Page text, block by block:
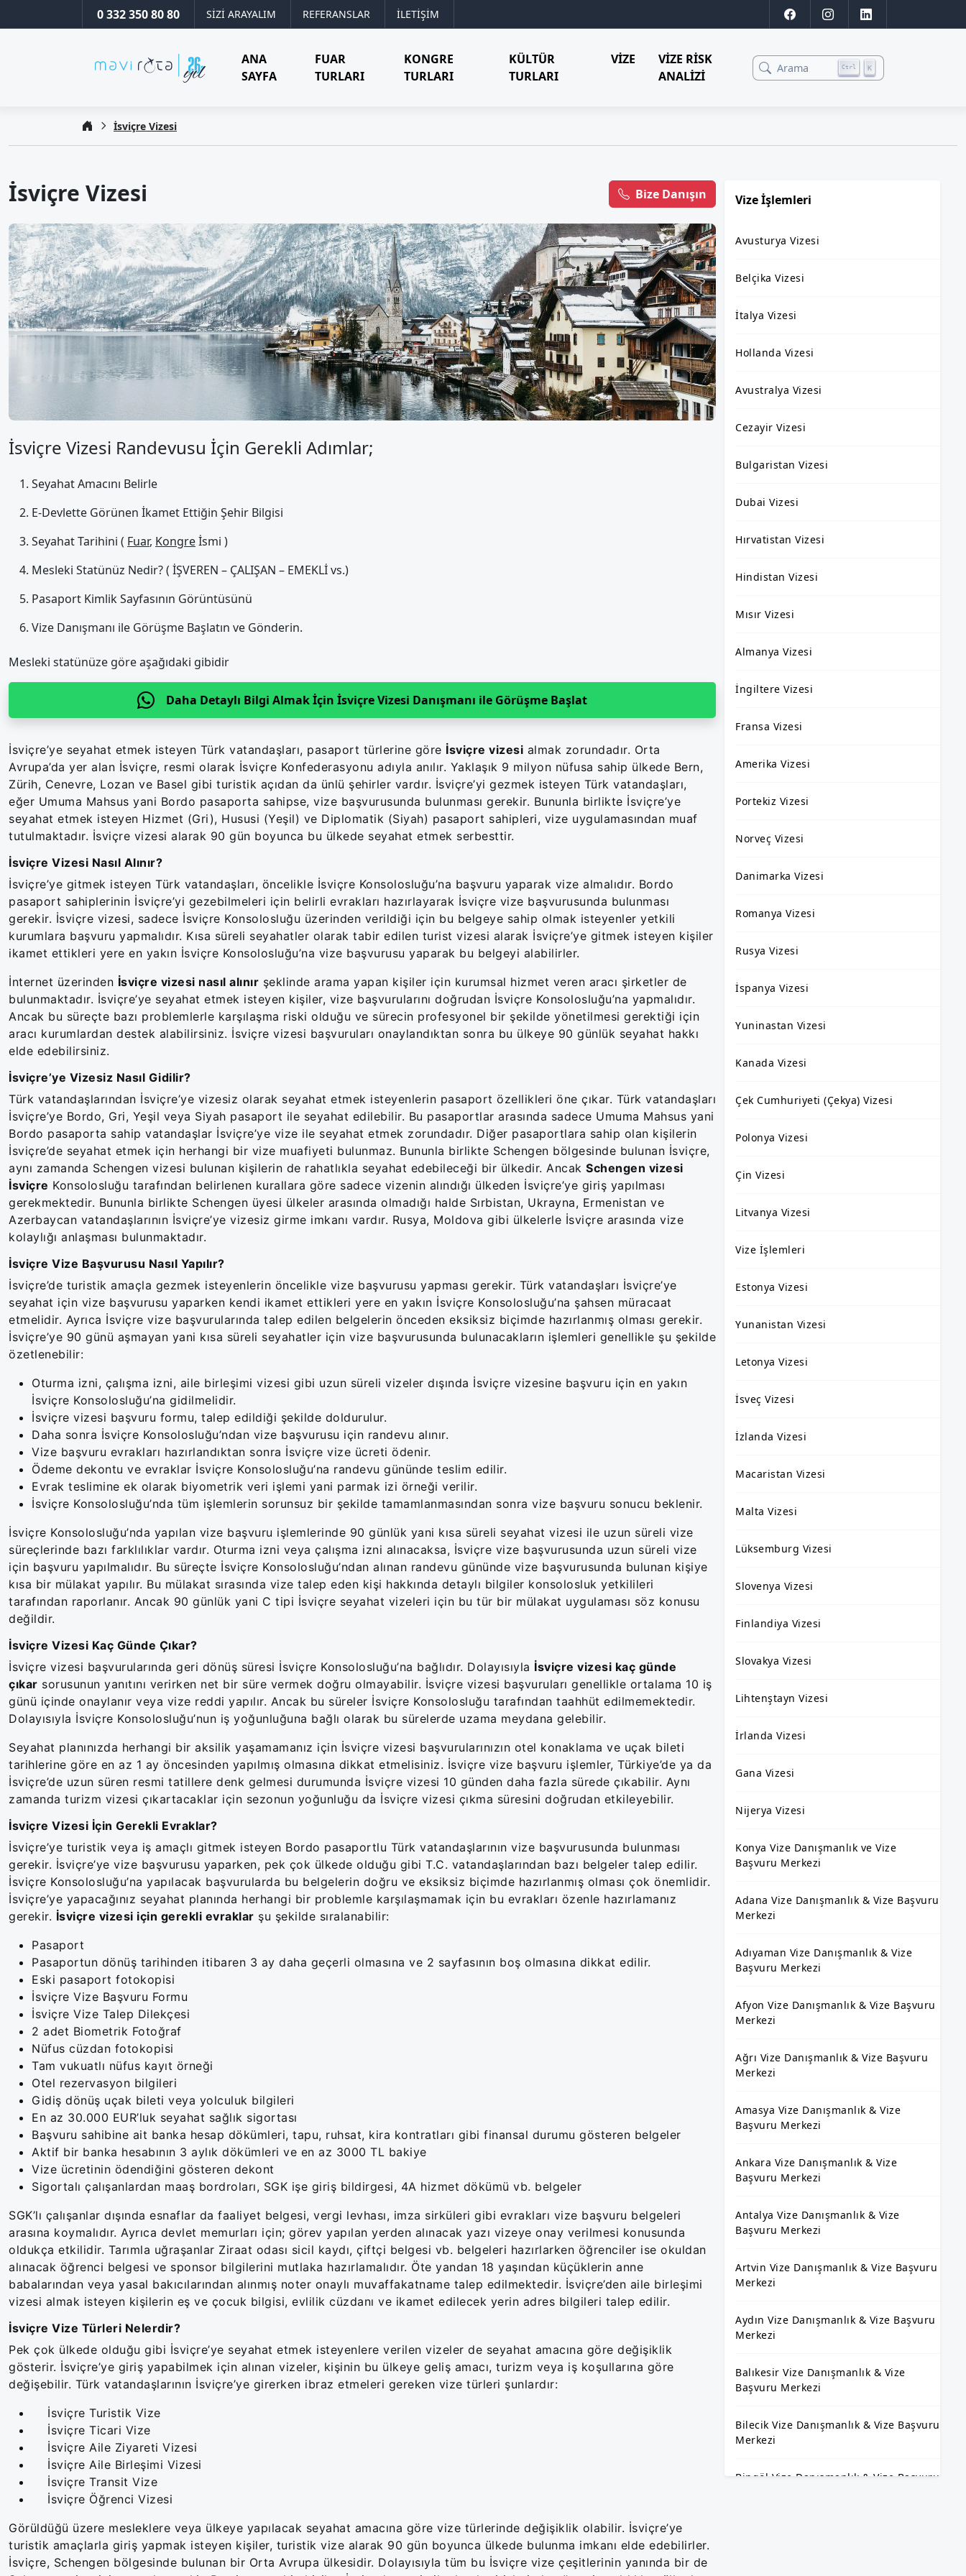
0 332 350 80 80 SİZİ ARAYALIM REFERANSLAR İLETİŞİM
ANA
SAYFA
FUAR
TURLARI
KONGRE
TURLARI
KÜLTÜR
TURLARI
VIZE
VIZE RISK
ANALIZI
Arama Ctrl K
İsviçre Vizesi
İsviçre Vizesi Bize Danışın
İsviçre Vizesi Randevusu İçin Gerekli Adımlar;
Seyahat Amacını Belirle
E-Devlette Görünen İkamet Ettiğin Şehir Bilgisi
Seyahat Tarihini ( Fuar, Kongreİsmi )
Mesleki Statünüz Nedir? ( İŞVEREN – ÇALIŞAN – EMEKLİ vs.)
Pasaport Kimlik Sayfasının Görüntüsünü
Vize Danışmanı ile Görüşme Başlatın ve Gönderin.
Mesleki statünüze göre aşağıdaki gibidir
Daha Detaylı Bilgi Almak İçin İsviçre Vizesi Danışmanı ile Görüşme Başlat
İsviçre’ye seyahat etmek isteyen Türk vatandaşları, pasaport türlerine göre İsviçre vizesi almak zorundadır. Orta
Avrupa’da yer alan İsviçre, resmi olarak İsviçre Konfederasyonu adıyla anılır. Yaklaşık 9 milyon nüfusa sahip ülkede Bern,
Zürih, Cenevre, Lozan ve Basel gibi turistik açıdan da ünlü şehirler vardır. İsviçre’yi gezmek isteyen Türk vatandaşları,
eğer Umuma Mahsus yani Bordo pasaporta sahipse, vize başvurusunda bulunması gerekir. Bununla birlikte İsviçre’ye
seyahat etmek isteyen Hizmet (Gri), Hususi (Yeşil) ve Diplomatik (Siyah) pasaport sahipleri, vize uygulamasından muaf
tutulmaktadır. İsviçre vizesi alarak 90 gün boyunca bu ülkede seyahat etmek serbesttir.
İsviçre Vizesi Nasıl Alınır?
İsviçre’ye gitmek isteyen Türk vatandaşları, öncelikle İsviçre Konsolosluğu’na başvuru yaparak vize almalıdır. Bordo
pasaport sahiplerinin İsviçre’yi gezebilmeleri için belirli evrakları hazırlayarak İsviçre vize başvurusunda bulunması
gerekir. İsviçre vizesi, sadece İsviçre Konsolosluğu üzerinden verildiği için bu belgeye sahip olmak isteyenler yetkili
kurumlara başvuru yapmalıdır. Kısa süreli seyahatler olarak tabir edilen turist vizesi alarak İsviçre’ye gitmek isteyen kişiler
ikamet ettikleri yere en yakın İsviçre Konsolosluğu’na vize başvurusu yaparak bu belgeyi alabilirler.
İnternet üzerinden İsviçre vizesi nasıl alınır şeklinde arama yapan kişiler için kurumsal hizmet veren aracı şirketler de
bulunmaktadır. İsviçre’ye seyahat etmek isteyen kişiler, vize başvurularını doğrudan İsviçre Konsolosluğu’na yapmalıdır.
Ancak bu süreçte bazı problemlerle karşılaşma riski olduğu ve sürecin profesyonel bir şekilde yönetilmesi gerektiği için
aracı kurumlardan destek alabilirsiniz. İsviçre vizesi başvuruları onaylandıktan sonra bu ülkeye 90 günlük seyahat hakkı
elde edebilirsiniz.
İsviçre’ye Vizesiz Nasıl Gidilir?
Türk vatandaşlarından İsviçre’ye vizesiz olarak seyahat etmek isteyenlerin pasaport özellikleri öne çıkar. Türk vatandaşları
İsviçre’ye Bordo, Gri, Yeşil veya Siyah pasaport ile seyahat edilebilir. Bu pasaportlar arasında sadece Umuma Mahsus yani
Bordo pasaporta sahip vatandaşlar İsviçre’ye vize ile seyahat etmek zorundadır. Diğer pasaportlara sahip olan kişilerin
İsviçre’de seyahat etmek için herhangi bir vize muafiyeti bulunmaz. Bununla birlikte Schengen bölgesinde bulunan İsviçre,
aynı zamanda Schengen vizesi bulunan kişilerin de rahatlıkla seyahat edebileceği bir ülkedir. Ancak Schengen vizesi
İsviçre Konsolosluğu tarafından belirlenen kurallara göre sadece vizenin alındığı ülkeden İsviçre’ye giriş yapılması
gerekmektedir. Bununla birlikte Schengen üyesi ülkeler arasında olmadığı halde Sırbistan, Ukrayna, Ermenistan ve
Azerbaycan vatandaşlarının İsviçre’ye vizesiz girme imkanı vardır. Rusya, Moldova gibi ülkelerle İsviçre arasında vize
kolaylığı anlaşması bulunmaktadır.
İsviçre Vize Başvurusu Nasıl Yapılır?
İsviçre’de turistik amaçla gezmek isteyenlerin öncelikle vize başvurusu yapması gerekir. Türk vatandaşları İsviçre’ye
seyahat için vize başvurusu yaparken kendi ikamet ettikleri yere en yakın İsviçre Konsolosluğu’na şahsen müracaat
etmelidir. Ayrıca İsviçre vize başvurularında talep edilen belgelerin önceden eksiksiz biçimde hazırlanmış olması gerekir.
İsviçre’ye 90 günü aşmayan yani kısa süreli seyahatler için vize başvurusunda bulunacakların işlemleri genellikle şu şekilde
özetlenebilir:
Oturma izni, çalışma izni, aile birleşimi vizesi gibi uzun süreli vizeler dışında İsviçre vizesine başvuru için en yakın
İsviçre Konsolosluğu’na gidilmelidir.
İsviçre vizesi başvuru formu, talep edildiği şekilde doldurulur.
Daha sonra İsviçre Konsolosluğu’ndan vize başvurusu için randevu alınır.
Vize başvuru evrakları hazırlandıktan sonra İsviçre vize ücreti ödenir.
Ödeme dekontu ve evraklar İsviçre Konsolosluğu’na randevu gününde teslim edilir.
Evrak teslimine ek olarak biyometrik veri işlemi yani parmak izi örneği verilir.
İsviçre Konsolosluğu’nda tüm işlemlerin sorunsuz bir şekilde tamamlanmasından sonra vize başvuru sonucu beklenir.
İsviçre Konsolosluğu’nda yapılan vize başvuru işlemlerinde 90 günlük yani kısa süreli seyahat vizesi ile uzun süreli vize
süreçlerinde bazı farklılıklar vardır. Oturma izni veya çalışma izni alınacaksa, İsviçre vize başvurusunda uzun süreli vize
için başvuru yapılmalıdır. Bu süreçte İsviçre Konsolosluğu’ndan alınan randevu gününde vize başvurusunda bulunan kişiye
kısa bir mülakat yapılır. Bu mülakat sırasında vize talep eden kişi hakkında detaylı bilgiler konsolosluk yetkilileri
tarafından raporlanır. Ancak 90 günlük yani C tipi İsviçre seyahat vizeleri için bu tür bir mülakat uygulaması söz konusu
değildir.
İsviçre Vizesi Kaç Günde Çıkar?
İsviçre vizesi başvurularında geri dönüş süresi İsviçre Konsolosluğu’na bağlıdır. Dolayısıyla İsviçre vizesi kaç günde
çıkar sorusunun yanıtını verirken net bir süre vermek doğru olmayabilir. İsviçre vizesi başvuruları genellikle ortalama 10 iş
günü içinde onaylanır veya vize reddi yapılır. Ancak bu süreler İsviçre Konsolosluğu tarafından taahhüt edilmemektedir.
Dolayısıyla İsviçre Konsolosluğu’nun iş yoğunluğuna bağlı olarak bu sürelerde uzama meydana gelebilir.
Seyahat planınızda herhangi bir aksilik yaşamamanız için İsviçre vizesi başvurularınızın otel konaklama ve uçak bileti
tarihlerine göre en az 1 ay öncesinden yapılmış olmasına dikkat etmelisiniz. İsviçre vize başvuru işlemler, Türkiye’de ya da
İsviçre’de uzun süren resmi tatillere denk gelmesi durumunda İsviçre vizesi 10 günden daha fazla sürede çıkabilir. Aynı
zamanda turizm vizesi çıkartacaklar için sezonun yoğunluğu da İsviçre vizesi çıkma süresini doğrudan etkileyebilir.
İsviçre Vizesi İçin Gerekli Evraklar?
İsviçre’ye turistik veya iş amaçlı gitmek isteyen Bordo pasaportlu Türk vatandaşlarının vize başvurusunda bulunması
gerekir. İsviçre’ye vize başvurusu yaparken, pek çok ülkede olduğu gibi T.C. vatandaşlarından bazı belgeler talep edilir.
İsviçre Konsolosluğu’na yapılacak başvurularda bu belgelerin doğru ve eksiksiz biçimde hazırlanmış olması çok önemlidir.
İsviçre’ye yapacağınız seyahat planında herhangi bir problemle karşılaşmamak için bu evrakları özenle hazırlamanız
gerekir. İsviçre vizesi için gerekli evraklar şu şekilde sıralanabilir:
Pasaport
Pasaportun dönüş tarihinden itibaren 3 ay daha geçerli olmasına ve 2 sayfasının boş olmasına dikkat edilir.
Eski pasaport fotokopisi
İsviçre Vize Başvuru Formu
İsviçre Vize Talep Dilekçesi
2 adet Biometrik Fotoğraf
Nüfus cüzdan fotokopisi
Tam vukuatlı nüfus kayıt örneği
Otel rezervasyon bilgileri
Gidiş dönüş uçak bileti veya yolculuk bilgileri
En az 30.000 EUR’luk seyahat sağlık sigortası
Başvuru sahibine ait banka hesap dökümleri, tapu, ruhsat, kira kontratları gibi finansal durumu gösteren belgeler
Aktif bir banka hesabının 3 aylık dökümleri ve en az 3000 TL bakiye
Vize ücretinin ödendiğini gösteren dekont
Sigortalı çalışanlardan maaş bordroları, SGK işe giriş bildirgesi, 4A hizmet dökümü vb. belgeler
SGK’lı çalışanlar dışında esnaflar da faaliyet belgesi, vergi levhası, imza sirküleri gibi evrakları vize başvuru belgeleri
arasına koymalıdır. Ayrıca devlet memurları için; görev yapılan yerden alınacak yazı vizeye onay verilmesi konusunda
oldukça etkilidir. Tarımla uğraşanlar Ziraat odası sicil kaydı, çiftçi belgesi vb. belgeleri hazırlarken öğrenciler ise okuldan
alınacak öğrenci belgesi ve sponsor bilgilerini mutlaka hazırlamalıdır. Öte yandan 18 yaşından küçüklerin anne
babalarından veya yasal bakıcılarından alınmış noter onaylı muvaffakatname talep edilmektedir. İsviçre’den aile birleşimi
vizesi almak isteyen kişilerin eş ve çocuk bilgisi, evlilik cüzdanı ve ikamet edilecek yerin adres bilgileri talep edilir.
İsviçre Vize Türleri Nelerdir?
Pek çok ülkede olduğu gibi İsviçre’ye seyahat etmek isteyenlere verilen vizeler de seyahat amacına göre değişiklik
gösterir. İsviçre’ye giriş yapabilmek için alınan vizeler, kişinin bu ülkeye geliş amacı, turizm veya iş koşullarına göre
değişebilir. Türk vatandaşlarının İsviçre’ye girerken ibraz etmeleri gereken vize türleri şunlardır:
İsviçre Turistik Vize
İsviçre Ticari Vize
İsviçre Aile Ziyareti Vizesi
İsviçre Aile Birleşimi Vizesi
İsviçre Transit Vize
İsviçre Öğrenci Vizesi
Görüldüğü üzere mesleklere veya ülkeye yapılacak seyahat amacına göre vize türlerinde değişiklik olabilir. İsviçre’ye
turistik amaçlarla giriş yapmak isteyen kişiler, turistik vize alarak 90 gün boyunca ülkede bulunma imkanı elde edebilirler.
İsviçre, Schengen bölgesinde bulunan bir Orta Avrupa ülkesidir. Dolayısıyla tüm bu İsviçre vize çeşitlerinin yanında bir de
Vize İşlemleri
Avusturya Vizesi
Belçika Vizesi
İtalya Vizesi
Hollanda Vizesi
Avustralya Vizesi
Cezayir Vizesi
Bulgaristan Vizesi
Dubai Vizesi
Hırvatistan Vizesi
Hindistan Vizesi
Mısır Vizesi
Almanya Vizesi
İngiltere Vizesi
Fransa Vizesi
Amerika Vizesi
Portekiz Vizesi
Norveç Vizesi
Danimarka Vizesi
Romanya Vizesi
Rusya Vizesi
İspanya Vizesi
Yuninastan Vizesi
Kanada Vizesi
Çek Cumhuriyeti (Çekya) Vizesi
Polonya Vizesi
Çin Vizesi
Litvanya Vizesi
Vize İşlemleri
Estonya Vizesi
Yunanistan Vizesi
Letonya Vizesi
İsveç Vizesi
İzlanda Vizesi
Macaristan Vizesi
Malta Vizesi
Lüksemburg Vizesi
Slovenya Vizesi
Finlandiya Vizesi
Slovakya Vizesi
Lihtenştayn Vizesi
İrlanda Vizesi
Gana Vizesi
Nijerya Vizesi
Konya Vize Danışmanlık ve Vize
Başvuru Merkezi
Adana Vize Danışmanlık & Vize Başvuru
Merkezi
Adıyaman Vize Danışmanlık & Vize
Başvuru Merkezi
Afyon Vize Danışmanlık & Vize Başvuru
Merkezi
Ağrı Vize Danışmanlık & Vize Başvuru
Merkezi
Amasya Vize Danışmanlık & Vize
Başvuru Merkezi
Ankara Vize Danışmanlık & Vize
Başvuru Merkezi
Antalya Vize Danışmanlık & Vize
Başvuru Merkezi
Artvin Vize Danışmanlık & Vize Başvuru
Merkezi
Aydın Vize Danışmanlık & Vize Başvuru
Merkezi
Balıkesir Vize Danışmanlık & Vize
Başvuru Merkezi
Bilecik Vize Danışmanlık & Vize Başvuru
Merkezi
Bingöl Vize Danışmanlık & Vize Başvuru